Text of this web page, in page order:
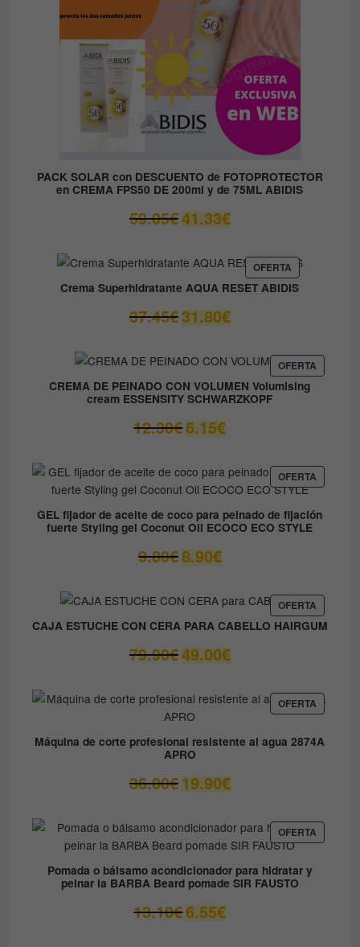
PACK SOLAR con DESCUENTO de FOTOPROTECTOR
en CREMA FPS50 DE 200ml y de 75ML ABIDIS
59.05€ El
precio
era:
59.05€.
41.33€El
precio
es:
41.33€.
OFERTAPRODUCTO
EN
OFERTA
Crema Superhidratante AQUA RESET ABIDIS
37.45€ El
precio
era:
37.45€.
31.80€El
precio
es:
31.80€.
OFERTA
EN
CREMA DE PEINADO CON VOLUMEN Volumising
cream ESSENSITY SCHWARZKOPF
12.30€El
precio
era:
12.30€.
6.15€El
precio
es:
6.15€.
OFERTA
EN
GEL fijador de aceite de coco para peinado de fijación
fuerte Styling gel Coconut Oil ECOCO ECO STYLE
9.80€ El
precio
era:
9.80€.
8.90€El
precio
es:
8.90€.
OFERTA
EN
OFERTA
CAJA ESTUCHE CON CERA PARA CABELLO HAIRGUM
79.90€ El
precio
era:
79.90€.
49.00€El
precio
es:
OFERTA
EN
Máquina de corte profesional resistente al agua 2874A
APRO
36.00€ El
precio
era:
36.00€.
19.90€El
precio
es:
19.90€.
OFERTA
EN
Pomada o bálsamo acondicionador para hidratar y
peinar la BARBA Beard pomade SIR FAUSTO
13.10€El
precio
6.55€El
precio